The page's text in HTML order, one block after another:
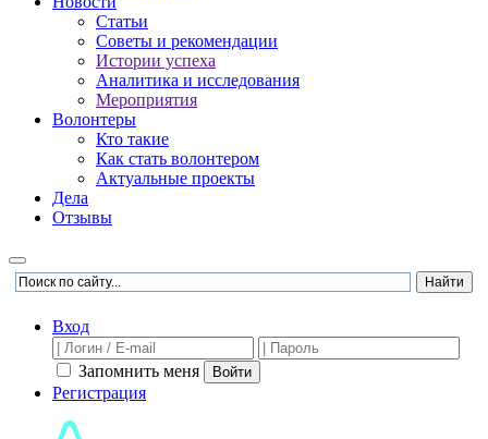
Статьи
Советы и рекомендации
Истории успеха
Аналитика и исследования
Мероприятия
Волонтеры
Кто такие
Как стать волонтером
Актуальные проекты
Дела
Отзывы
Вход
Запомнить меня Войти
Регистрация